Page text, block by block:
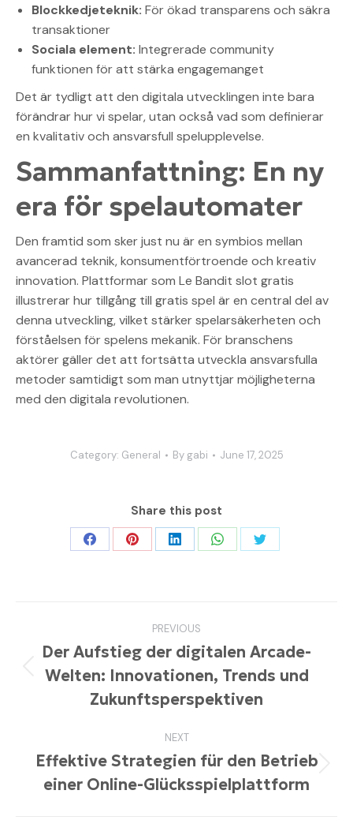
Blockkedjeteknik: För ökad transparens och säkra
transaktioner
Sociala element: Integrerade community
funktionen för att stärka engagemanget
Det är tydligt att den digitala utvecklingen inte bara
förändrar hur vi spelar, utan också vad som definierar
en kvalitativ och ansvarsfull spelupplevelse.
Sammanfattning: En ny
era för spelautomater
Den framtid som sker just nu är en symbios mellan
avancerad teknik, konsumentförtroende och kreativ
innovation. Plattformar som Le Bandit slot gratis
illustrerar hur tillgång till gratis spel är en central del av
denna utveckling, vilket stärker spelarsäkerheten och
förståelsen för spelens mekanik. För branschens
aktörer gäller det att fortsätta utveckla ansvarsfulla
metoder samtidigt som man utnyttjar möjligheterna
med den digitala revolutionen.
Category: General By gabi June 17, 2025
Share this post
Share Share Share Share Share
navigation
PREVIOUS
Previous
post:
Der Aufstieg der digitalen Arcade-
Welten: Innovationen, Trends und
Zukunftsperspektiven
NEXT
Next
post:
Effektive Strategien für den Betrieb
einer Online-Glücksspielplattform